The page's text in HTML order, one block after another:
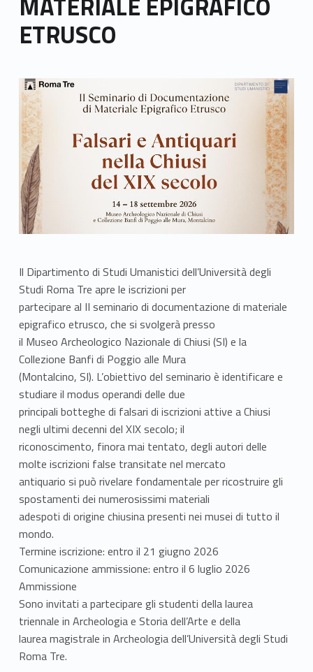
ETRUSCO
Link identifier archive #link-archive-thumb-soap-18678
Il Dipartimento di Studi Umanistici dell’Università degli
Studi Roma Tre apre le iscrizioni per
partecipare al II seminario di documentazione di materiale
epigrafico etrusco, che si svolgerà presso
il Museo Archeologico Nazionale di Chiusi (SI) e la
Collezione Banfi di Poggio alle Mura
(Montalcino, SI). L’obiettivo del seminario è identificare e
studiare il modus operandi delle due
principali botteghe di falsari di iscrizioni attive a Chiusi
negli ultimi decenni del XIX secolo; il
riconoscimento, finora mai tentato, degli autori delle
molte iscrizioni false transitate nel mercato
antiquario si può rivelare fondamentale per ricostruire gli
spostamenti dei numerosissimi materiali
adespoti di origine chiusina presenti nei musei di tutto il
mondo.
Termine iscrizione: entro il 21 giugno 2026
Comunicazione ammissione: entro il 6 luglio 2026
Ammissione
Sono invitati a partecipare gli studenti della laurea
triennale in Archeologia e Storia dell’Arte e della
laurea magistrale in Archeologia dell’Università degli Studi
Roma Tre.